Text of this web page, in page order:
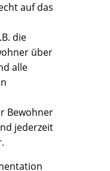
auf das
die
über
alle
Bewohner
jederzeit